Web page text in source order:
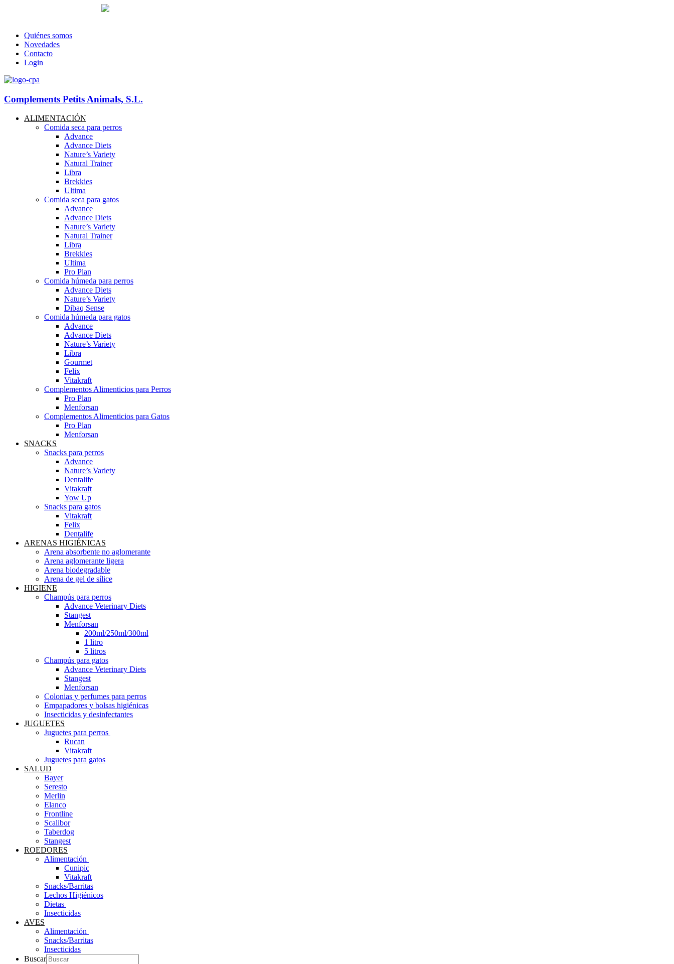
Quiénes somos
Novedades
Contacto
Login
Complements Petits Animals, S.L.
ALIMENTACIÓN
Comida seca para perros
Advance
Advance Diets
Nature’s Variety
Natural Trainer
Libra
Brekkies
Ultima
Comida seca para gatos
Advance
Advance Diets
Nature’s Variety
Natural Trainer
Libra
Brekkies
Ultima
Pro Plan
Comida húmeda para perros
Advance Diets
Nature’s Variety
Dibaq Sense
Comida húmeda para gatos
Advance
Advance Diets
Nature’s Variety
Libra
Gourmet
Felix
Vitakraft
Complementos Alimenticios para Perros
Pro Plan
Menforsan
Complementos Alimenticios para Gatos
Pro Plan
Menforsan
SNACKS
Snacks para perros
Advance
Nature’s Variety
Dentalife
Vitakraft
Yow Up
Snacks para gatos
Vitakraft
Felix
Dentalife
ARENAS HIGIÉNICAS
Arena absorbente no aglomerante
Arena aglomerante ligera
Arena biodegradable
Arena de gel de sílice
HIGIENE
Champús para perros
Advance Veterinary Diets
Stangest
Menforsan
200ml/250ml/300ml
1 litro
5 litros
Champús para gatos
Advance Veterinary Diets
Stangest
Menforsan
Colonias y perfumes para perros
Empapadores y bolsas higiénicas
Insecticidas y desinfectantes
JUGUETES
Juguetes para perros ​
Rucan
Vitakraft
Juguetes para gatos
SALUD
Bayer
Seresto
Merlin
Elanco
Frontline
Scalibor
Taberdog
Stangest
ROEDORES
Alimentación ​
Cunipic
Vitakraft
Snacks/Barritas
Lechos Higiénicos
Dietas ​
Insecticidas
AVES
Alimentación
Snacks/Barritas
Insecticidas
Buscar